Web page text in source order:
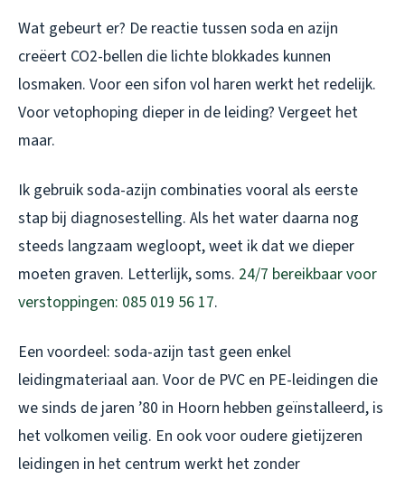
Wat gebeurt er? De reactie tussen soda en azijn
creëert CO2-bellen die lichte blokkades kunnen
losmaken. Voor een sifon vol haren werkt het redelijk.
Voor vetophoping dieper in de leiding? Vergeet het
maar.
Ik gebruik soda-azijn combinaties vooral als eerste
stap bij diagnosestelling. Als het water daarna nog
steeds langzaam wegloopt, weet ik dat we dieper
moeten graven. Letterlijk, soms. 24/7 bereikbaar voor
verstoppingen: 085 019 56 17.
Een voordeel: soda-azijn tast geen enkel
leidingmateriaal aan. Voor de PVC en PE-leidingen die
we sinds de jaren ’80 in Hoorn hebben geïnstalleerd, is
het volkomen veilig. En ook voor oudere gietijzeren
leidingen in het centrum werkt het zonder